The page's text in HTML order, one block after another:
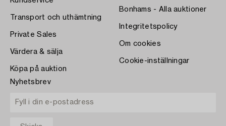
Transport och uthämtning
Private Sales
Värdera & sälja
Köpa på auktion
Bonhams - Alla auktioner
Integritetspolicy
Om cookies
Cookie-inställningar
Nyhetsbrev